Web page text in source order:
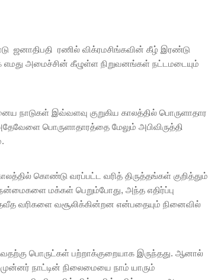
ஜனாதிபதி ரணில் விக்ரமசிங்கவின் கீழ் இரண்டு
எமது அமைச்சின் கீழுள்ள நிறுவனங்கள் நட்டமடையும்
நாடுகள் இவ்வளவு குறுகிய காலத்தில் பொருளாதார
பொருளாதாரத்தை மேலும் அபிவிருத்தி
கொண்டு வரப்பட்ட வரித் திருத்தங்கள் குறித்தும்
மக்கள் பெறும்போது, அந்த எதிர்ப்பு
வரிகளை வசூலிக்கின்றன என்பதையும் நினைவில்
பொருட்கள் பற்றாக்குறையாக இருந்தது. ஆனால்
நாட்டின் நிலைமையை நாம் யாரும்